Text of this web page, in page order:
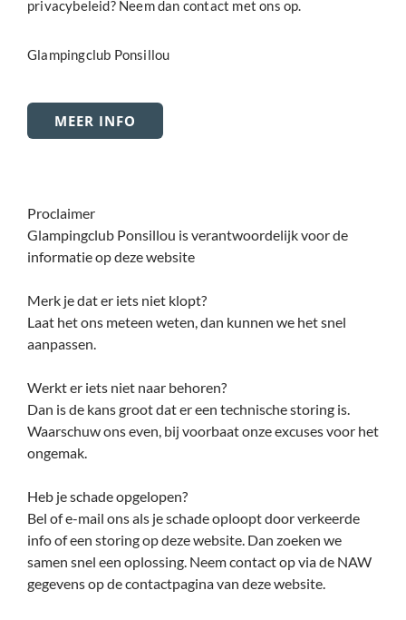
privacybeleid? Neem dan contact met ons op.
Glampingclub Ponsillou
MEER INFO
Proclaimer
Glampingclub Ponsillou is verantwoordelijk voor de
informatie op deze website
Merk je dat er iets niet klopt?
Laat het ons meteen weten, dan kunnen we het snel
aanpassen.
Werkt er iets niet naar behoren?
Dan is de kans groot dat er een technische storing is.
Waarschuw ons even, bij voorbaat onze excuses voor het
ongemak.
Heb je schade opgelopen?
Bel of e-mail ons als je schade oploopt door verkeerde
info of een storing op deze website. Dan zoeken we
samen snel een oplossing. Neem contact op via de NAW
gegevens op de contactpagina van deze website.